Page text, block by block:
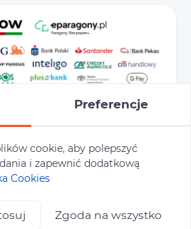
Polityka prywatności
cookies
Preferencje
cookie, aby polepszyć
i zapewnić dodatkową
Cookies
Zgoda na wszystko